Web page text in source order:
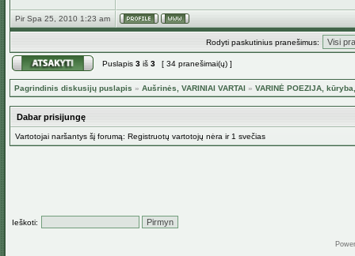
Pir Spa 25, 2010 1:23 am
Rodyti paskutinius pranešimus:
Puslapis 3 iš 3 [ 34 pranešimai(ų) ]
Pagrindinis diskusijų puslapis » Aušrinės, VARINIAI VARTAI » VARINĖ POEZIJA,
Dabar prisijungę
Vartotojai naršantys šį forumą: Registruotų vartotojų nėra ir 1 svečias
Ieškoti: